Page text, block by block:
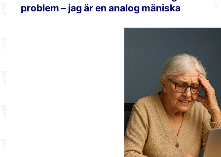
problem – jag är en analog mäniska